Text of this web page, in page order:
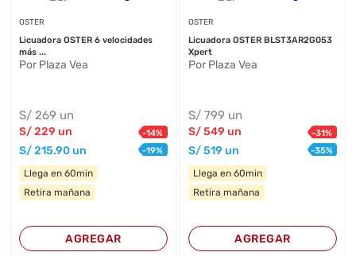
OSTER
Licuadora OSTER 6 velocidades
más ...
Por Plaza Vea
S/269 un
S/229 un -14%
S/215.90 un -19%
Llega en 60min
Retira mañana
AGREGAR
OSTER
Licuadora OSTER BLST3AR2G053
Xpert
Por Plaza Vea
S/ 799 un
S/549 un -31%
S/519 un -35%
Llega en 60min
Retira mañana
AGREGAR